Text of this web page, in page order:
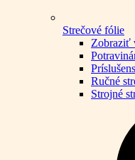
Strečové fólie
Zobraziť
Ručné
Strojné